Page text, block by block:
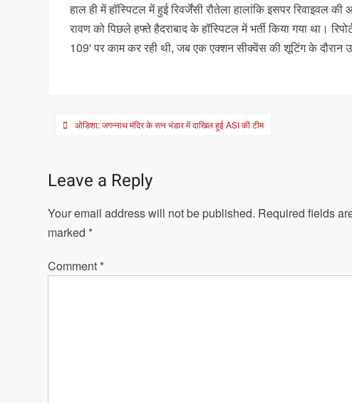
हाल ही में हॉस्पिटल में हुई रिवर्जेंसी रौतेला हालांकि इसपर
रावण को पिछले हफ्ते हैदराबाद के हॉस्पिटल में भर्ती किया गया था।
109' पर काम कर रही थी, जब एक एक्शन सीक्वेंस की शूटिंग के दौरान
Post
ओडिशा: जगन्नाथ मंदिर के रत्न भंडार में दाखिल हुई ASI की टीम
Leave a Reply
Your email address will not be published. Required fields
marked *
Comment *